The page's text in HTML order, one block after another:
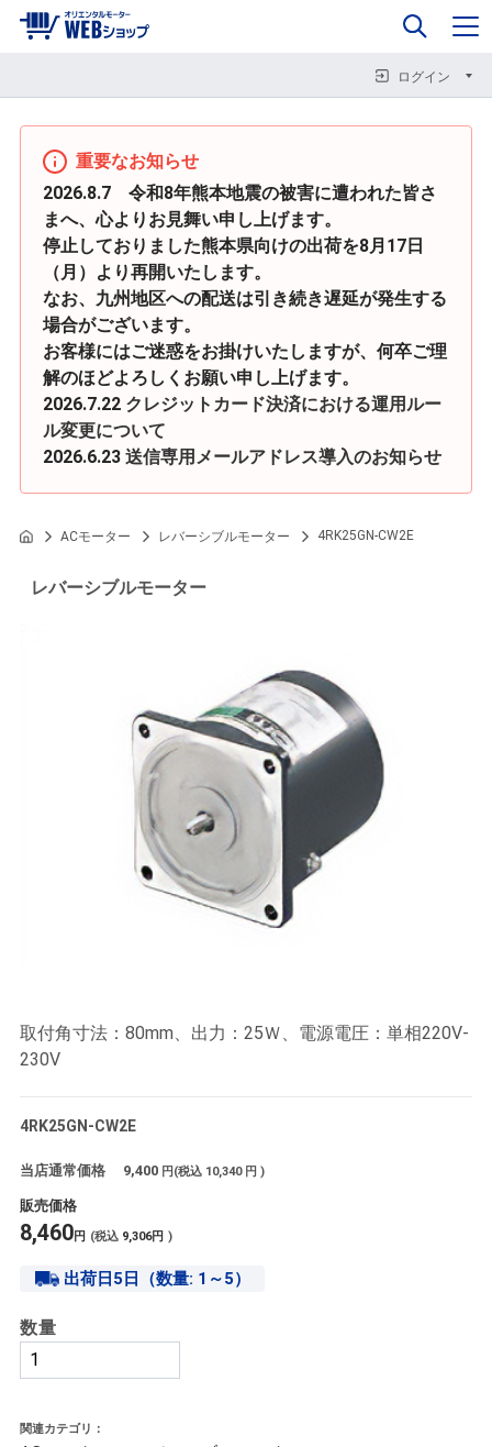
企業情報
ログイン
カート 0
重要なお知らせ
2026.8.7 令和8年熊本地震の被害に遭われた皆さ
まへ、心よりお見舞い申し上げます。
停止しておりました熊本県向けの出荷を8月17日
（月）より再開いたします。
なお、九州地区への配送は引き続き遅延が発生する
場合がございます。
お客様にはご迷惑をお掛けいたしますが、何卒ご理
解のほどよろしくお願い申し上げます。
2026.7.22 クレジットカード決済における運用ルー
ル変更について
2026.6.23 送信専用メールアドレス導入のお知らせ
ACモーター レバーシブルモーター 4RK25GN-CW2E
レバーシブルモーター
取付角寸法：80mm、出力：25Ｗ、電源電圧：単相220V-
230V
4RK25GN-CW2E
当店通常価格 9,400 円(税込 10,340 円 )
販売価格
8,460円 (税込 9,306円 )
出荷日5日（数量: 1～5）
数量
関連カテゴリ：